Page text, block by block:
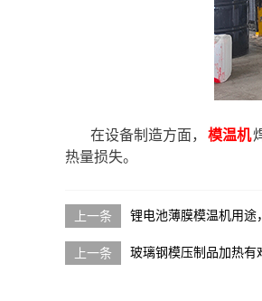
在设备制造方面， 模温机
热量损失。
锂电池薄膜模温机用途
玻璃钢模压制品加热有